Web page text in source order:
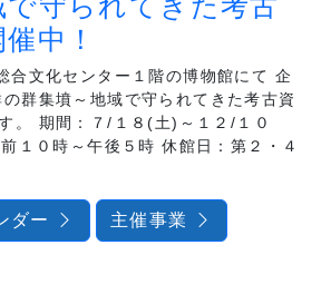
中！
合文化センター１階の博物館にて 企
群集墳～地域で守られてきた考古資
。 期間：７/１８(土)～１２/１０
１０時～午後５時 休館日：第２・４
ダー 主催事業